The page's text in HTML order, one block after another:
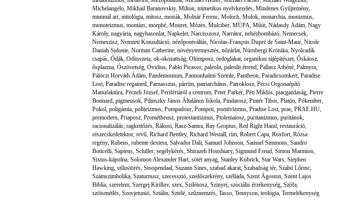
Michelangelo, Mikhail Baranovskiy, Milton, mimetikus nyelvkezelés, Mindenes Gyűjtemény,
minimál art, mitológia, mítosz, moirák, Molnár Ferenc, Moloch, Molok, monarchia, monizmus,
monoteizmus, montázs, morphé, Mouret, Mózes, Mulciber, MÜPA, Műút, Nádasdy Ádám, Nagy
Károly, nagyária, nagyhasonlat, Napkelet, Narcisszosz, Narrátor, nehézbombázó, Nemecsek,
Nemeszisz, Nemzeti Konzultáció, nézőpontváltás, Nicolas-François Dupré de Saint-Maur, Nicole
Daniah Sidonie, Norman Catherine, növénytermesztés, nőzárlat, Nürnbergi Krónika, Nyolcadik
csapás, Ódák, Odüsszeia, ok-okozatiság, Olümposz, ördöglakat, organikus tájépítészet, Őskáosz,
ősplazma, Ószövetség, Ovidius, Pablo Picasso, paleolit, paleolit étrend, Pallasz Athéné, Palmyra,
Pálóczi Horváth Ádám, Pandemonium, Pannonhalmi Szemle, Pantheon, Paradicsomkert, Paradise
Lost, Paradise regained, Parnasszus, párrím, patriarchátus, Patroklosz, Pécsi Orgonaépítő
Manufaktúra, Péczeli József, Perifériáról a centrum, Peter Parker, Péti Miklós, piacgazdaság, Pierre
Bonnard, pigmeusok, Pilinszky János Általános Iskola, Pindarosz, Pintér Tibor, Platón, Pókember,
Pokol, poligámia, politeizmus, Pompadour, Pompeii, pozitivizmus, Pradise Lost, prae, PRAE.HU,
premodern, Priaposz, Prométheusz, protestantizmus, Ptolemaiosz, puritanizmus, puritánok,
racionalizálás, ragkettőzés, Rákosi, Rasz-Samra, Ray Gropius, Red Right Hand, restauráció,
részecskedetektor, revű, Richard Bentley, Richard Westall, rím, Robert Capa, Roxfort, Rózsa
regény, Rubens, rubente dextera, Salvador Dali, Samuel Johnson, Samuel Simmons, Sandro
Boticelli, Sapiens, Schiller, segélykérés, Shirazeh Houshiary, Sigmund Freud, Simon Marmion,
Sixtus-kápolna, Solomon Alexander Hart, sötét anyag, Stanley Kubrick, Star Wars, Stephen
Hawking, stílustörés, Stoopendaal, Suzann Sines, szabad akarat, Szabadság tér, Szabó Lőrinc,
Számszimbolika, Szaturnusz, szecesszió, szedőszekrény, szélláda, Szent Ágoston, Szent Lajos
Biblia, szerelem, Szergej Kirillov, szex, Szilénosz, Szinyei, szociális érzékenység, Szófa,
szóismétlés, Szovjetunió, Sztálin, Sztélé, szűznemzés, Tasso, Tennyson, teológia, Termelékenység